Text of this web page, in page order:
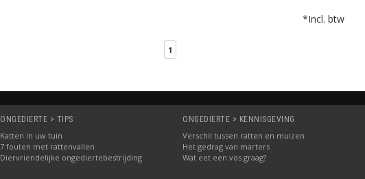
*Incl. btw
1
ONGEDIERTE > TIPS
Katten in uw tuin
7 fouten met rattenvallen
Diervriendelijke ongediertebestrijding
ONGEDIERTE > KENNISGEVING
Verschil tussen ratten en muizen
Het gedrag van marters
Wat eet een vos graag?